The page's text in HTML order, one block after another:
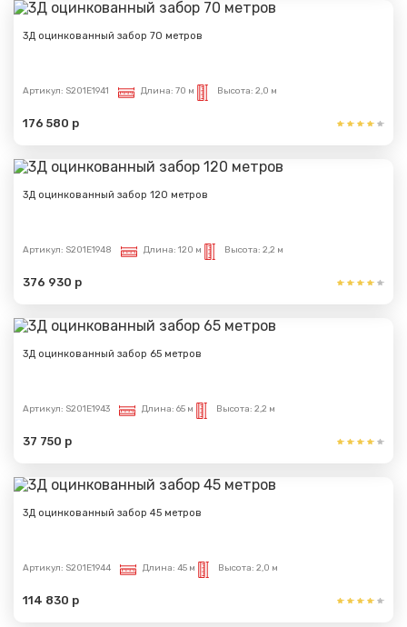
3Д оцинкованный забор 70 метров
Артикул: S201E1941 Длина: 70 м Высота: 2,0 м
176 580 р
3Д оцинкованный забор 120 метров
Артикул: S201E1948 Длина: 120 м Высота: 2,2 м
376 930 р
3Д оцинкованный забор 65 метров
Артикул: S201E1943 Длина: 65 м Высота: 2,2 м
37 750 р
3Д оцинкованный забор 45 метров
Артикул: S201E1944 Длина: 45 м Высота: 2,0 м
114 830 р
Спасибо за обращение, наш специалист свяжется с